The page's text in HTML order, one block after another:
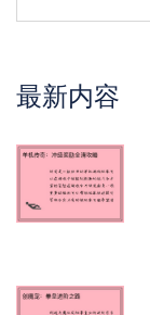
最新内容